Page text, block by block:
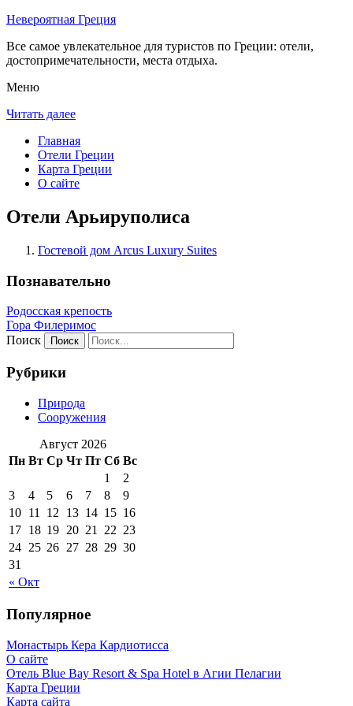
Невероятная Греция
Все самое увлекательное для туристов по Греции: отели,
достопримечательности, места отдыха.
Меню
Читать далее
Главная
Отели Греции
Карта Греции
О сайте
Отели Арьируполиса
Гостевой дом Arcus Luxury Suites
Познавательно
Родосская крепость
Гора Филеримос
Поиск
Рубрики
Природа
Сооружения
Август 2026
Пн Вт Ср Чт Пт Сб Вс
« Окт
1
2
3
4 5 6 7 8
9
10 11 12 13 14 15 16
17 18 19 20 21 22 23
24 25 26 27 28 29 30
31
Популярное
Монастырь Кера Кардиотисса
О сайте
Отель Blue Bay Resort & Spa Hotel в Агии Пелагии
Карта Греции
Карта сайта